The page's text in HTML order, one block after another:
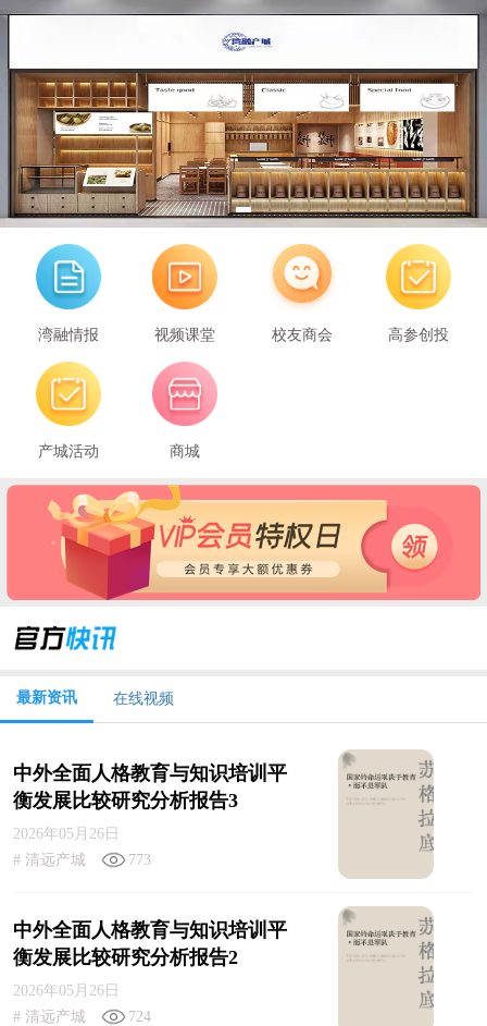
湾融情报 视频课堂 校友商会 高参创投
产城活动 商城
最新资讯 在线视频
中外全面人格教育与知识培训平
衡发展比较研究分析报告3
2026年05月26日
# 清远产城
773
中外全面人格教育与知识培训平
衡发展比较研究分析报告2
2026年05月26日
# 清远产城
724